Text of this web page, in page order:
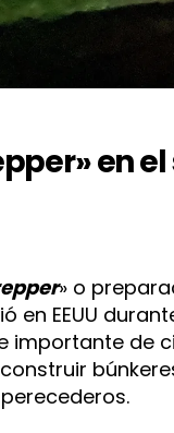
en el
» o
en EEUU
importante de